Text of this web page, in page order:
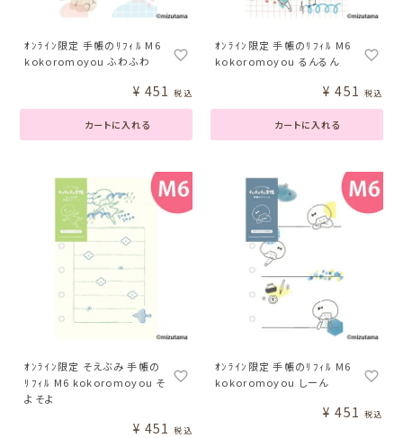
ｵﾝﾗｲﾝ限定 手帳のﾘﾌｨﾙ M6
kokoromoyou ふわふわ
カートに入れる
¥ 451 税込
ｵﾝﾗｲﾝ限定 手帳のﾘﾌｨﾙ M6
kokoromoyou るんるん
カートに入れる
¥ 451 税込
ｵﾝﾗｲﾝ限定 そえぶみ 手帳の
ﾘﾌｨﾙ M6 kokoromoyou そ
よそよ
¥ 451 税込
ｵﾝﾗｲﾝ限定 手帳のﾘﾌｨﾙ M6
kokoromoyou しーん
¥ 451 税込